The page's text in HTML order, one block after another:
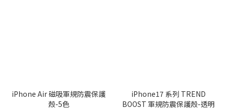
iPhone Air 磁吸軍規防震保護
殼-5色
iPhone17 系列 TREND
BOOST 軍規防震保護殼-透明